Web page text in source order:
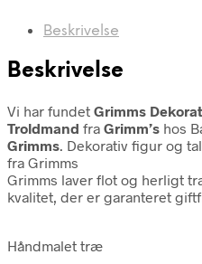
Beskrivelse
Beskrivelse
Vi har fundet Grimms
Troldmand fra Grimm’s hos
Grimms. Dekorativ figur og
fra Grimms
Grimms laver flot og herligt
kvalitet, der er garanteret
Håndmalet træ